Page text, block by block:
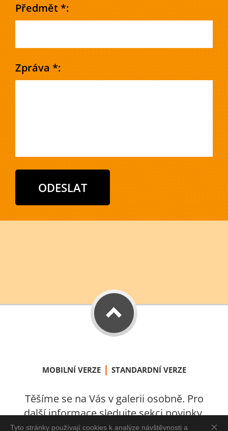
Předmět *:
Zpráva *:
Tyto stránky používají cookies k analýze návštěvnosti a
MOBILNÍ VERZE | STANDARDNÍ VERZE
Těšíme se na Vás v galerii osobně. Pro
další informace sledujte sekci novinky.
S láskou vytvořeno v Úštěku 2021.